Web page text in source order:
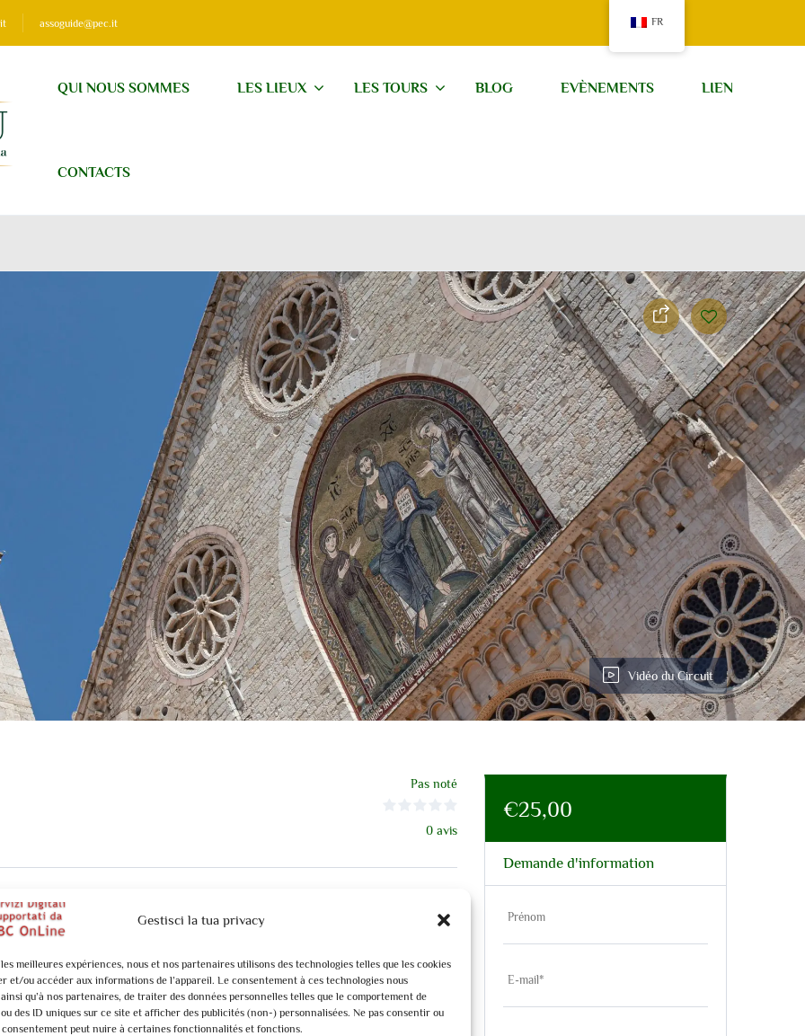
Gestisci la tua privacy
meilleures expériences, nous et nos partenaires utilisons des technologies telles que les cookies
et/ou accéder aux informations de l’appareil. Le consentement à ces technologies nous
qu’à nos partenaires, de traiter des données personnelles telles que le comportement de
des ID uniques sur ce site et afficher des publicités (non-) personnalisées. Ne pas consentir ou
peut nuire à certaines fonctionnalités et fonctions.
assoguide@pec.it
QUI NOUS SOMMES LES LIEUX LES TOURS BLOG EVÈNEMENTS LIEN
CONTACTS
Vidéo du Circuit
Pas noté
0 avis
€25,00
Demande d'information
FR